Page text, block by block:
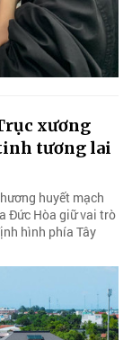
xương
tương lai
huyết mạch
Đức Hòa giữ vai trò
hình phía Tây